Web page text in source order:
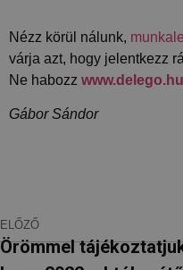
Nézz körül nálunk,
várja azt, hogy jelentkezz
Ne habozz www.delego.hu
Gábor Sándor
ELŐZŐ
Örömmel